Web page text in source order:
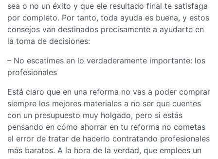
sea o no un éxito y que ele resultado final te satisfaga
por completo. Por tanto, toda ayuda es buena, y estos
consejos van destinados precisamente a ayudarte en
la toma de decisiones:
– No escatimes en lo verdaderamente importante: los
profesionales
Está claro que en una reforma no vas a poder comprar
siempre los mejores materiales a no ser que cuentes
con un presupuesto muy holgado, pero si estás
pensando en cómo ahorrar en tu reforma no cometas
el error de tratar de hacerlo contratando profesionales
más baratos. A la hora de la verdad, que emplees un